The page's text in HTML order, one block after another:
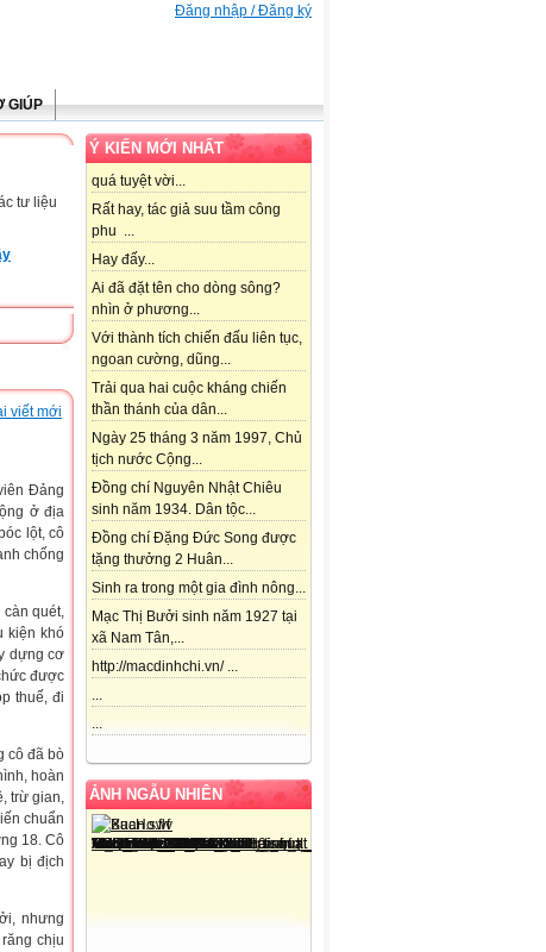
Đăng nhập / Đăng ký
GIÚP
Ý KIẾN MỚI NHẤT
quá tuyệt vời...
Rất hay, tác giả suu tầm công
phu ...
Hay đấy...
Ai đã đặt tên cho dòng sông?
nhìn ở phương...
Với thành tích chiến đấu liên tục,
ngoan cường, dũng...
Trải qua hai cuộc kháng chiến
thần thánh của dân...
Ngày 25 tháng 3 năm 1997, Chủ
tịch nước Cộng...
Đồng chí Nguyên Nhật Chiêu
sinh năm 1934. Dân tộc...
Đồng chí Đặng Đức Song được
tặng thưởng 2 Huân...
Sinh ra trong một gia đình nông...
Mạc Thị Bưởi sinh năm 1927 tại
xã Nam Tân,...
http://macdinhchi.vn/ ...
...
...
ẢNH NGẪU NHIÊN
tư liệu
viết mới
Đảng
ở địa
lột, cô
chống
quét,
kiện khó
dựng cơ
được
thuế, đi
cô đã bò
hoàn
trừ gian,
chuẩn
18. Cô
bị địch
nhưng
chịu